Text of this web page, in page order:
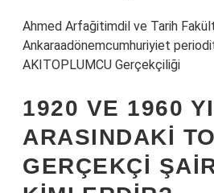
Ahmed Arfağitimdil ve Tarih
Ankaraadönemcumhuriyiet
AKITOPLUMCU Gerçekçiliği
1920 VE 1960
ARASINDAKI
GERÇEKÇI